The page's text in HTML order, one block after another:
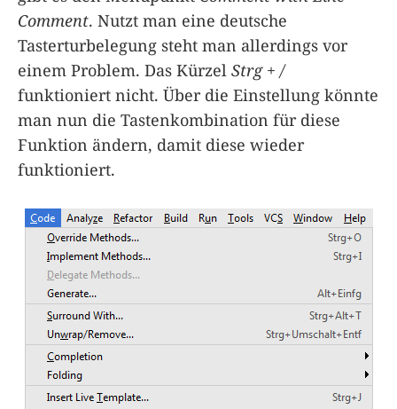
Comment. Nutzt man eine deutsche
Tasterturbelegung steht man allerdings vor
einem Problem. Das Kürzel Strg + /
funktioniert nicht. Über die Einstellung könnte
man nun die Tastenkombination für diese
Funktion ändern, damit diese wieder
funktioniert.